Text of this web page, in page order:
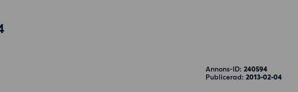
Annons-ID: 240594
Publicerad: 2013-02-04